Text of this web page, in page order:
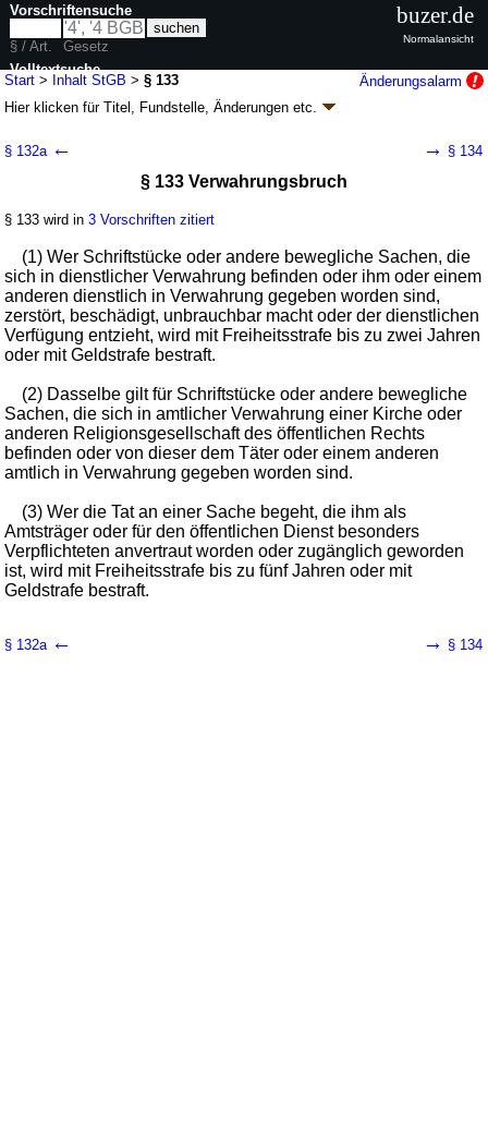
Start > Inhalt StGB >§ 133
Änderungsalarm
Hier klicken fürTitel, Fundstelle, Änderungen etc.
G. v. 20.03.2026BGBl. 2026 I Nr. 95
Gesetze
Besonderer Teil
Siebenter Abschnitt Straftaten gegen die öffentliche
Ordnung
§ 132a ← → § 134
§ 133 Verwahrungsbruch
§ 133 wird in3 Vorschriften zitiert
(1) Wer Schriftstücke oder andere bewegliche Sachen, die
sich in dienstlicher Verwahrung befinden oder ihm oder einem
anderen dienstlich in Verwahrung gegeben worden sind,
zerstört, beschädigt, unbrauchbar macht oder der dienstlichen
Verfügung entzieht, wird mit Freiheitsstrafe bis zu zwei Jahren
oder mit Geldstrafe bestraft.
(2) Dasselbe gilt für Schriftstücke oder andere bewegliche
Sachen, die sich in amtlicher Verwahrung einer Kirche oder
anderen Religionsgesellschaft des öffentlichen Rechts
befinden oder von dieser dem Täter oder einem anderen
amtlich in Verwahrung gegeben worden sind.
(3) Wer die Tat an einer Sache begeht, die ihm als
Amtsträger oder für den öffentlichen Dienst besonders
Verpflichteten anvertraut worden oder zugänglich geworden
ist, wird mit Freiheitsstrafe bis zu fünf Jahren oder mit
Geldstrafe bestraft.
§ 132a ← → § 134
Vorschriftensuche
§ / Art.
Gesetz
Volltextsuche
nur in StGB
buzer.de
Normalansicht